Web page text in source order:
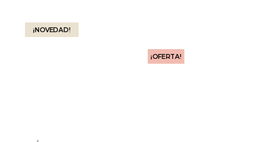
¡NOVEDAD!
¡OFERTA!